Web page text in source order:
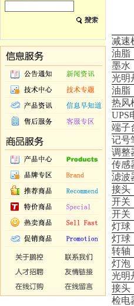
减速
油脂
墨水
光明
油脂
热风
UPS
端子
记号
调整
传感
滤波
接头
开关
开关
灯球
灯球
转轴
灯泡
光明
接头
检电